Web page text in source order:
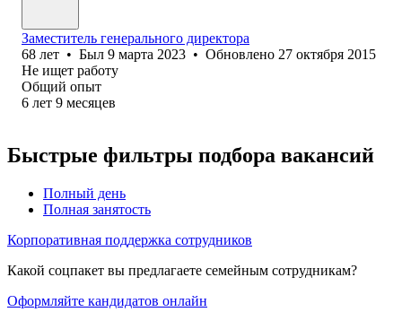
Заместитель генерального директора
68 лет • Был 9 марта 2023 • Обновлено 27 октября 2015
Не ищет работу
Общий опыт
6 лет 9 месяцев
Быстрые фильтры подбора вакансий
Полный день
Полная занятость
Корпоративная поддержка сотрудников
Какой соцпакет вы предлагаете семейным сотрудникам?
Оформляйте кандидатов онлайн